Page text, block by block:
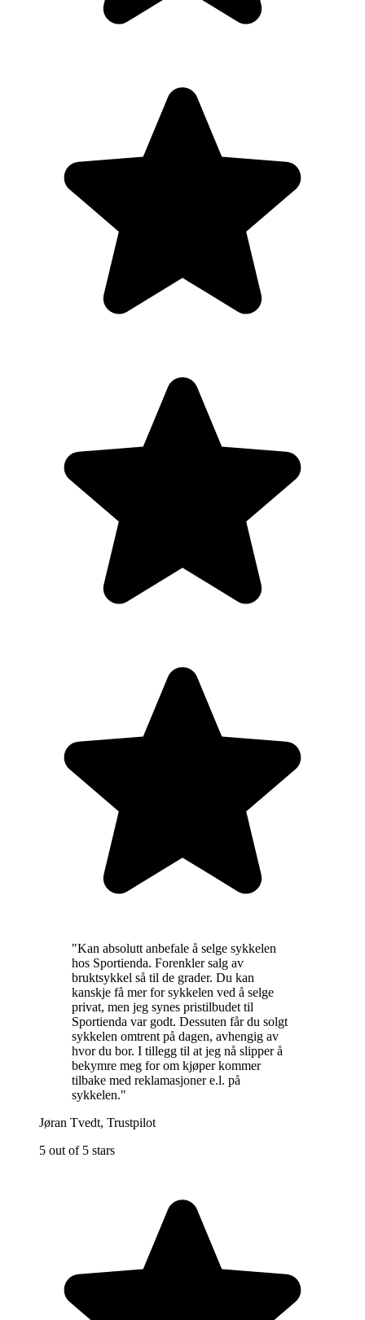
"Kan absolutt anbefale å selge sykkelen
hos Sportienda. Forenkler salg av
bruktsykkel så til de grader. Du kan
kanskje få mer for sykkelen ved å selge
privat, men jeg synes pristilbudet til
Sportienda var godt. Dessuten får du solgt
sykkelen omtrent på dagen, avhengig av
hvor du bor. I tillegg til at jeg nå slipper å
bekymre meg for om kjøper kommer
tilbake med reklamasjoner e.l. på
sykkelen."
Jøran Tvedt, Trustpilot
5 out of 5 stars